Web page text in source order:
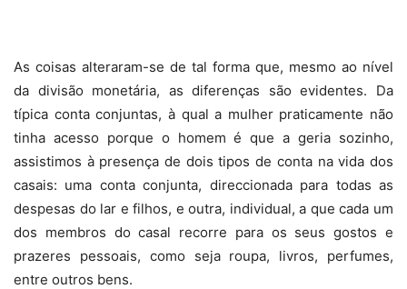
As coisas alteraram-se de tal forma que, mesmo ao nível
da divisão monetária, as diferenças são evidentes. Da
típica conta conjuntas, à qual a mulher praticamente não
tinha acesso porque o homem é que a geria sozinho,
assistimos à presença de dois tipos de conta na vida dos
casais: uma conta conjunta, direccionada para todas as
despesas do lar e filhos, e outra, individual, a que cada um
dos membros do casal recorre para os seus gostos e
prazeres pessoais, como seja roupa, livros, perfumes,
entre outros bens.